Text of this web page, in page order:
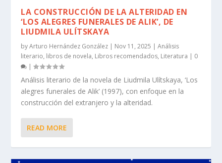
LA CONSTRUCCIÓN DE LA ALTERIDAD EN
‘LOS ALEGRES FUNERALES DE ALIK’, DE
LIUDMILA ULÍTSKAYA
byArturo Hernández González | Nov 11, 2025 |Análisis
literario, libros de novela, Libros recomendados, Literatura | 0
|
Análisis literario de la novela de Liudmila Ulítskaya, ‘Los
alegres funerales de Alik’ (1997), con enfoque en la
construcción del extranjero y la alteridad.
READ MORE